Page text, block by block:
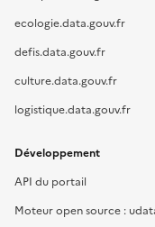
ecologie.data.gouv.fr
defis.data.gouv.fr
culture.data.gouv.fr
logistique.data.gouv.fr
Développement
API du portail
Moteur open source :